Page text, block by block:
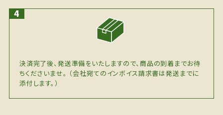
決済完了後、発送準備をいたしますので、商品の到着までお待
ちくださいませ。 （会社宛てのインボイス請求書は発送までに
添付します。）